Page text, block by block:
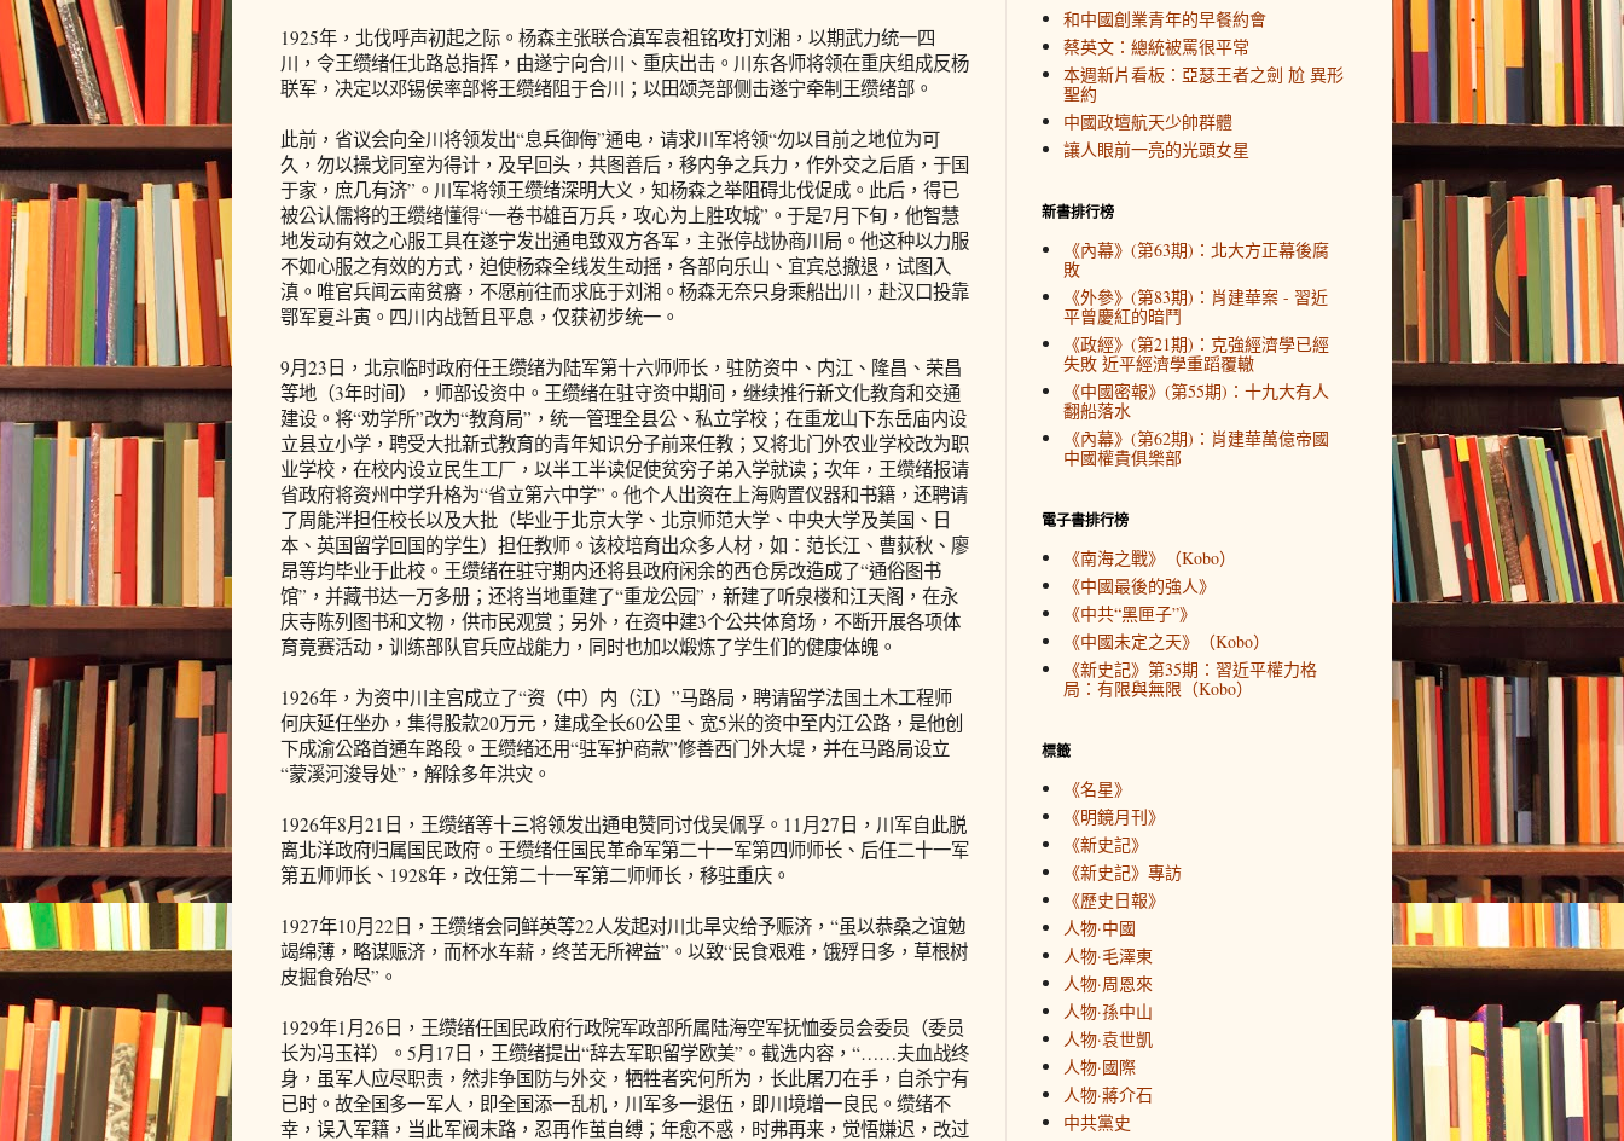
1925年，北伐呼声初起之际。杨森主张联合滇军袁祖铭攻打刘湘，以期武力统一四
川，令王缵绪任北路总指挥，由遂宁向合川、重庆出击。川东各师将领在重庆组成反杨
联军，决定以邓锡侯率部将王缵绪阻于合川；以田颂尧部侧击遂宁牵制王缵绪部。
此前，省议会向全川将领发出“息兵御侮”通电，请求川军将领“勿以目前之地位为可
久，勿以操戈同室为得计，及早回头，共图善后，移内争之兵力，作外交之后盾，于国
于家，庶几有济”。川军将领王缵绪深明大义，知杨森之举阻碍北伐促成。此后，得已
被公认儒将的王缵绪懂得“一卷书雄百万兵，攻心为上胜攻城”。于是7月下旬，他智慧
地发动有效之心服工具在遂宁发出通电致双方各军，主张停战协商川局。他这种以力服
不如心服之有效的方式，迫使杨森全线发生动摇，各部向乐山、宜宾总撤退，试图入
滇。唯官兵闻云南贫瘠，不愿前往而求庇于刘湘。杨森无奈只身乘船出川，赴汉口投靠
鄂军夏斗寅。四川内战暂且平息，仅获初步统一。
9月23日，北京临时政府任王缵绪为陆军第十六师师长，驻防资中、内江、隆昌、荣昌
等地（3年时间），师部设资中。王缵绪在驻守资中期间，继续推行新文化教育和交通
建设。将“劝学所”改为“教育局”，统一管理全县公、私立学校；在重龙山下东岳庙内设
立县立小学，聘受大批新式教育的青年知识分子前来任教；又将北门外农业学校改为职
业学校，在校内设立民生工厂，以半工半读促使贫穷子弟入学就读；次年，王缵绪报请
省政府将资州中学升格为“省立第六中学”。他个人出资在上海购置仪器和书籍，还聘请
了周能泮担任校长以及大批（毕业于北京大学、北京师范大学、中央大学及美国、日
本、英国留学回国的学生）担任教师。该校培育出众多人材，如：范长江、曹荻秋、廖
昂等均毕业于此校。王缵绪在驻守期内还将县政府闲余的西仓房改造成了“通俗图书
馆”，并藏书达一万多册；还将当地重建了“重龙公园”，新建了听泉楼和江天阁，在永
庆寺陈列图书和文物，供市民观赏；另外，在资中建3个公共体育场，不断开展各项体
育竟赛活动，训练部队官兵应战能力，同时也加以煅炼了学生们的健康体魄。
1926年，为资中川主宫成立了“资（中）内（江）”马路局，聘请留学法国土木工程师
何庆延任坐办，集得股款20万元，建成全长60公里、宽5米的资中至内江公路，是他创
下成渝公路首通车路段。王缵绪还用“驻军护商款”修善西门外大堤，并在马路局设立
“蒙溪河浚导处”，解除多年洪灾。
1926年8月21日，王缵绪等十三将领发出通电赞同讨伐吴佩孚。11月27日，川军自此脱
离北洋政府归属国民政府。王缵绪任国民革命军第二十一军第四师师长、后任二十一军
第五师师长、1928年，改任第二十一军第二师师长，移驻重庆。
1927年10月22日，王缵绪会同鲜英等22人发起对川北旱灾给予赈济，“虽以恭桑之谊勉
竭绵薄，略谋赈济，而杯水车薪，终苦无所裨益”。以致“民食艰难，饿殍日多，草根树
皮掘食殆尽”。
1929年1月26日，王缵绪任国民政府行政院军政部所属陆海空军抚恤委员会委员（委员
长为冯玉祥）。5月17日，王缵绪提出“辞去军职留学欧美”。截选内容，“……夫血战终
身，虽军人应尽职责，然非争国防与外交，牺牲者究何所为，长此屠刀在手，自杀宁有
已时。故全国多一军人，即全国添一乱机，川军多一退伍，即川境增一良民。缵绪不
幸，误入军籍，当此军阀末路，忍再作茧自缚；年愈不惑，时弗再来，觉悟嫌迟，改过
和中國創業青年的早餐約會
蔡英文：總統被罵很平常
本週新片看板：亞瑟王者之劍 尬 異形
聖約
中國政壇航天少帥群體
讓人眼前一亮的光頭女星
新書排行榜
《內幕》(第63期)：北大方正幕後腐
敗
《外參》(第83期)：肖建華案 - 習近
平曾慶紅的暗鬥
《政經》(第21期)：克強經濟學已經
失敗 近平經濟學重蹈覆轍
《中國密報》(第55期)：十九大有人
翻船落水
《內幕》(第62期)：肖建華萬億帝國
中國權貴俱樂部
電子書排行榜
《南海之戰》（Kobo）
《中國最後的強人》
《中共“黑匣子”》
《中國未定之天》（Kobo）
《新史記》第35期：習近平權力格
局：有限與無限（Kobo）
標籤
《名星》
《明鏡月刊》
《新史記》
《新史記》專訪
《歷史日報》
人物·中國
人物·毛澤東
人物·周恩來
人物·孫中山
人物·袁世凱
人物·國際
人物·蔣介石
中共黨史